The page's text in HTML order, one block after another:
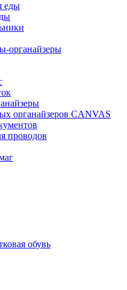
еды
органайзеры
органайзеров CANVAS
проводов
обувь